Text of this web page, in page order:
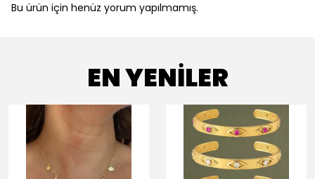
Bu ürün için henüz yorum yapılmamış.
EN YENİLER